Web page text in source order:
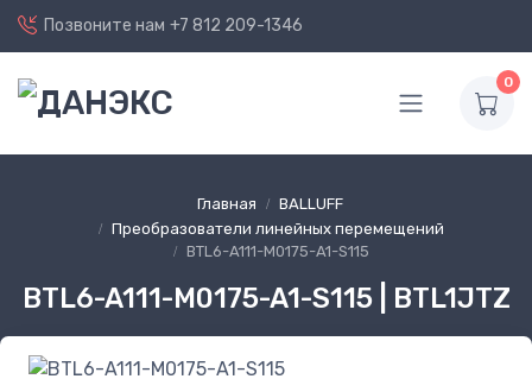
Позвоните нам +7 812 209-1346
0
Главная
BALLUFF
Преобразователи линейных перемещений
BTL6-A111-M0175-A1-S115
BTL6-A111-M0175-A1-S115 | BTL1JTZ